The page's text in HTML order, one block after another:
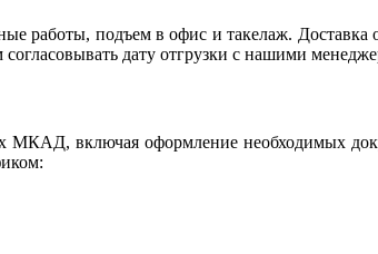
работы, подъем в офис и такелаж.
дату отгрузки с нашими
включая оформление необходимых